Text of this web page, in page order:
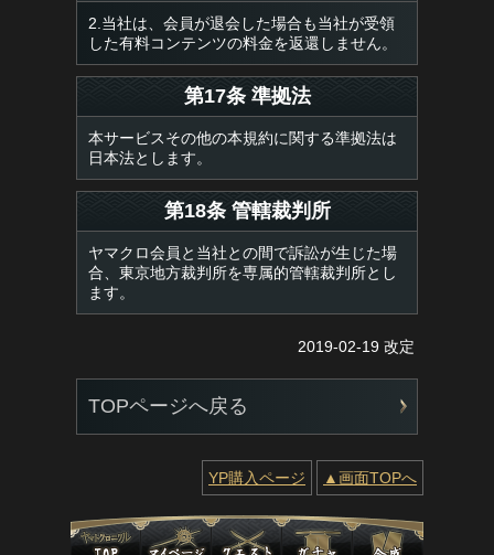
2.当社は、会員が退会した場合も当社が受領
した有料コンテンツの料金を返還しません。
第17条 準拠法
本サービスその他の本規約に関する準拠法は
日本法とします。
第18条 管轄裁判所
ヤマクロ会員と当社との間で訴訟が生じた場
合、東京地方裁判所を専属的管轄裁判所とし
ます。
2019-02-19 改定
TOPページへ戻る
YP購入ページ ▲画面TOPへ